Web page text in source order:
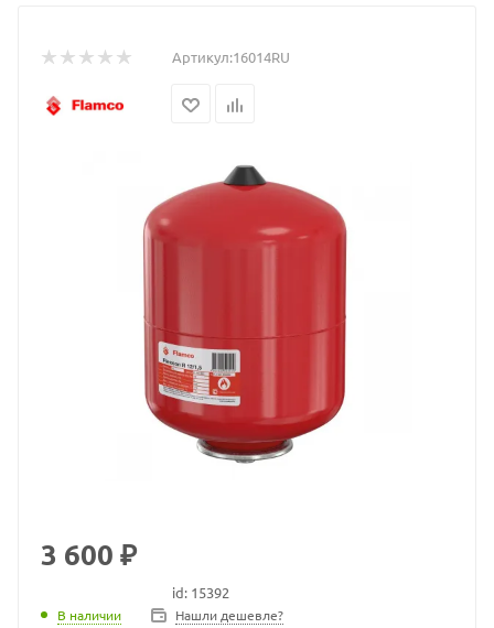
Артикул:16014RU
3 600 ₽
id: 15392
В наличии Нашли дешевле?